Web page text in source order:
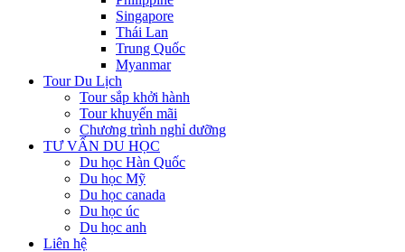
Singapore
Thái Lan
Trung Quốc
Myanmar
Tour Du Lịch
Tour sắp khởi hành
Tour khuyến mãi
Chương trình nghỉ dưỡng
TƯ VẤN DU HỌC
Du học Hàn Quốc
Du học Mỹ
Du học canada
Du học úc
Du học anh
Liên hệ